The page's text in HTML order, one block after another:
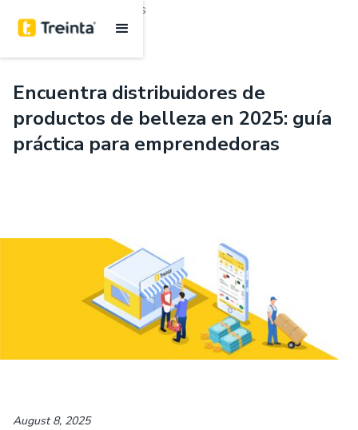
7 minutos
Encuentra distribuidores de
productos de belleza en 2025: guía
práctica para emprendedoras
August 8, 2025